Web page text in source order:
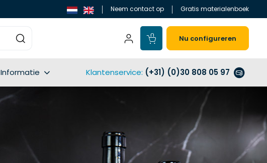
Neem contact op Gratis materialenboek
Nu configureren
Informatie Klantenservice: (+31) (0)30 808 05 97